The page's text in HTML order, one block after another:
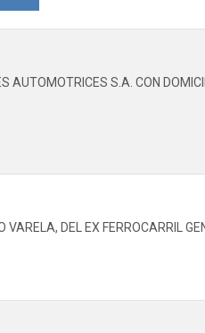
AUTOMOTRICES S.A. CON
DEL EX FERROCARRIL